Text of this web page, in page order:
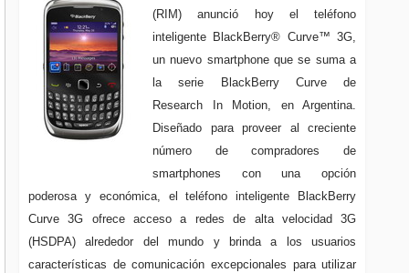
(RIM) anunció hoy el teléfono
inteligente BlackBerry® Curve™ 3G,
un nuevo smartphone que se suma a
la serie BlackBerry Curve de
Research In Motion, en Argentina.
Diseñado para proveer al creciente
número de compradores de
smartphones con una opción
poderosa y económica, el teléfono inteligente BlackBerry
Curve 3G ofrece acceso a redes de alta velocidad 3G
(HSDPA) alrededor del mundo y brinda a los usuarios
características de comunicación excepcionales para utilizar